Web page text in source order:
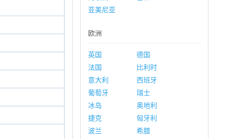
亚美尼亚
欧洲
英国
德国
法国
比利时
意大利
西班牙
葡萄牙
瑞士
冰岛
奥地利
捷克
匈牙利
波兰
希腊